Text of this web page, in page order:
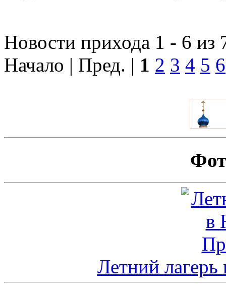
Новости прихода 1 - 6 из
Начало | Пред. | 1 2 3 4 5 6
Летний